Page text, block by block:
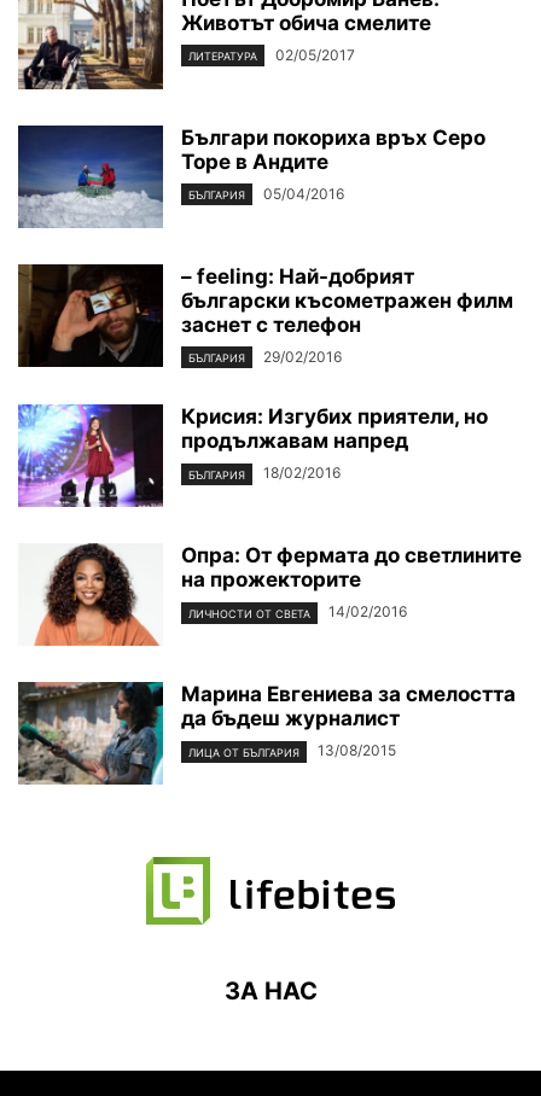
Животът обича смелите
ЛИТЕРАТУРА 02/05/2017
Българи покориха връх Серо
Торе в Андите
БЪЛГАРИЯ 05/04/2016
– feeling: Най-добрият
български късометражен филм
заснет с телефон
БЪЛГАРИЯ 29/02/2016
Крисия: Изгубих приятели, но
продължавам напред
БЪЛГАРИЯ 18/02/2016
Опра: От фермата до светлините
на прожекторите
ЛИЧНОСТИ ОТ СВЕТА 14/02/2016
Марина Евгениева за смелостта
да бъдеш журналист
ЛИЦА ОТ БЪЛГАРИЯ 13/08/2015
ЗА НАС